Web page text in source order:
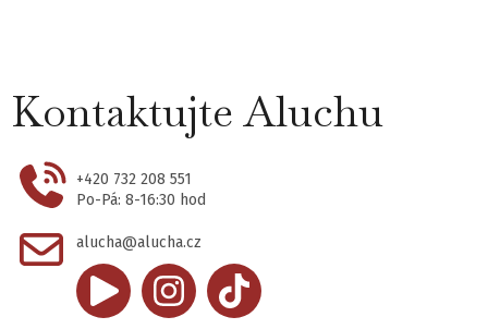
Kontaktujte Aluchu
+420 732 208 551
Po-Pá: 8-16:30 hod
alucha@alucha.cz